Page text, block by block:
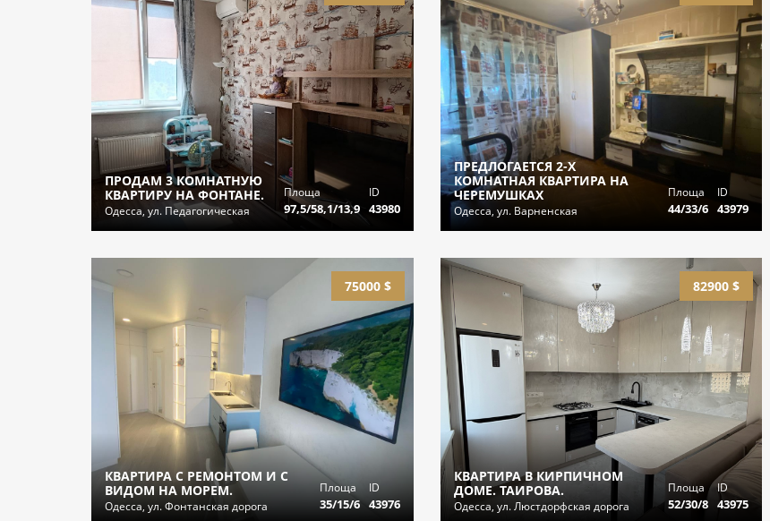
ПРОДАМ 3 КОМНАТНУЮ
КВАРТИРУ НА ФОНТАНЕ.
Одесса, ул. Педагогическая
Площа
97,5/58,1/13,9
ID
43980
ПРЕДЛОГАЕТСЯ 2-Х
КОМНАТНАЯ КВАРТИРА НА
ЧЕРЕМУШКАХ
Одесса, ул. Варненская
Площа
44/33/6
ID
43979
75000 $
КВАРТИРА С РЕМОНТОМ И С
ВИДОМ НА МОРЕМ.
Одесса, ул. Фонтанская дорога
Площа
35/15/6
ID
43976
82900 $
КВАРТИРА В КИРПИЧНОМ
ДОМЕ. ТАИРОВА.
Одесса, ул. Люстдорфская дорога
Площа
52/30/8
ID
43975